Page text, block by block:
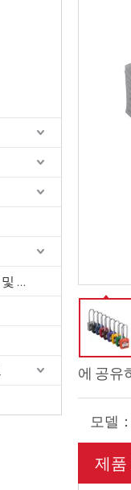
잠금 태그아웃 태그,레이블 및 서명
에 공유
모델
제품